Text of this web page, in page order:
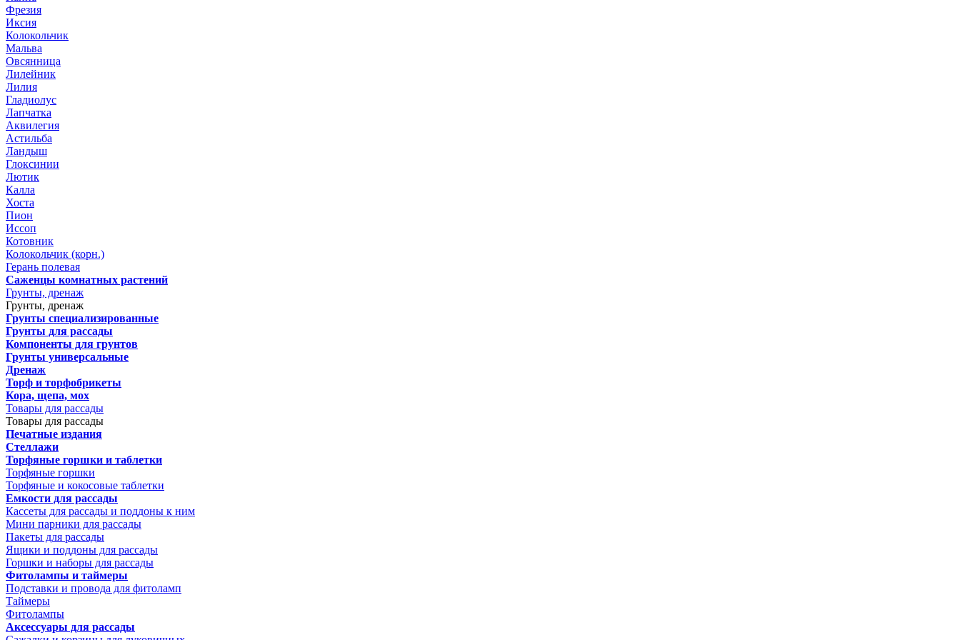
Фрезия
Иксия
Колокольчик
Мальва
Овсянница
Лилейник
Лилия
Гладиолус
Лапчатка
Аквилегия
Астильба
Ландыш
Глоксинии
Лютик
Калла
Хоста
Пион
Иссоп
Котовник
Колокольчик (корн.)
Герань полевая
Саженцы комнатных растений
Грунты, дренаж
Грунты, дренаж
Грунты специализированные
Грунты для рассады
Компоненты для грунтов
Грунты универсальные
Дренаж
Торф и торфобрикеты
Кора, щепа, мох
Товары для рассады
Товары для рассады
Печатные издания
Стеллажи
Торфяные горшки и таблетки
Торфяные горшки
Торфяные и кокосовые таблетки
Емкости для рассады
Кассеты для рассады и поддоны к ним
Мини парники для рассады
Пакеты для рассады
Ящики и поддоны для рассады
Горшки и наборы для рассады
Фитолампы и таймеры
Подставки и провода для фитоламп
Таймеры
Фитолампы
Аксессуары для рассады